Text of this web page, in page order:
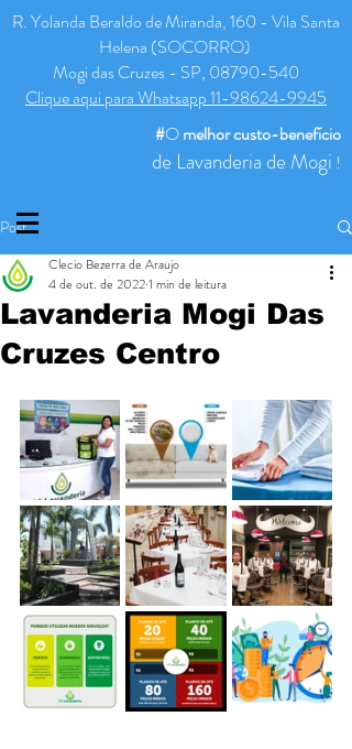
R. Yolanda Beraldo de Miranda, 160 - Vila Santa
Helena (SOCORRO)
Mogi das Cruzes - SP, 08790-540
Clique aqui para Whatsapp 11-98624-9945
#Omelhorcusto-benefício
de Lavanderia de Mogi !
Post
Lavanderia Mogi Das
Cruzes Centro
Clecio Bezerra de Araujo
4 de out. de 20221 min de leitura